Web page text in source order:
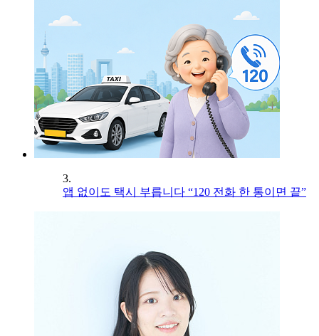
3.
앱 없이도 택시 부릅니다 “120 전화 한 통이면 끝”